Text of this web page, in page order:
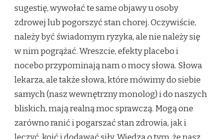
sugestię, wywołać te same objawy u osoby
zdrowej lub pogorszyć stan chorej. Oczywiście,
należy być świadomym ryzyka, ale nie należy się
w nim pogrążać. Wreszcie, efekty placebo i
nocebo przypominają nam o mocy słowa. Słowa
lekarza, ale także słowa, które mówimy do siebie
samych (nasz wewnętrzny monolog) i do naszych
bliskich, mają realną moc sprawczą. Mogą one
zarówno ranić i pogarszać stan zdrowia, jak i